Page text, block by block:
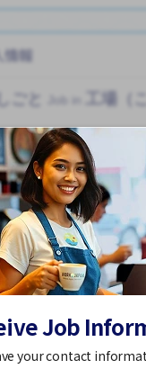
報
しごと 工場（
えきから ちかい
ごは
り
がいこくじんが
女性かんげい
がわけん)
前 Job
your contact